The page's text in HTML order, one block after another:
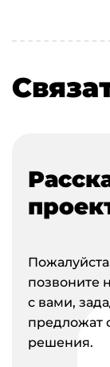
позвоните
с вами,
предложат
решения.